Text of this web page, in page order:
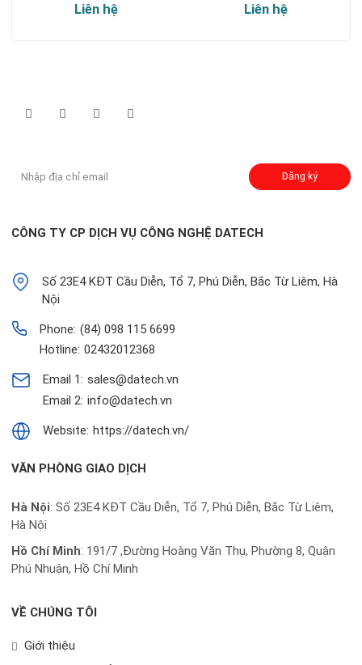
Liên hệ Liên hệ
Đăng ký
CÔNG TY CP DỊCH VỤ CÔNG NGHỆ DATECH
Số 23E4 KĐT Cầu Diễn, Tổ 7, Phú Diễn, Bắc Từ Liêm, Hà
Nội
Phone: (84) 098 115 6699
Hotline: 02432012368
Email 1: sales@datech.vn
Email 2: info@datech.vn
Website: https://datech.vn/
VĂN PHÒNG GIAO DỊCH
Hà Nội: Số 23E4 KĐT Cầu Diễn, Tổ 7, Phú Diễn, Bắc Từ Liêm,
Hà Nội
Hồ Chí Minh: 191/7 ,Đường Hoàng Văn Thụ, Phường 8, Quận
Phú Nhuận, Hồ Chí Minh
VỀ CHÚNG TÔI
Giới thiệu